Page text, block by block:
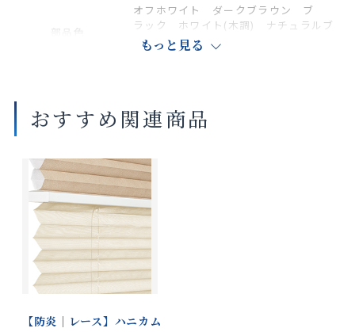
オフホワイト ダークブラウン ブ
ラック ホワイト(木調) ナチュラルブ
ラウン(木調) セピア(木調) ダークブ
ラウン(木調)
い。
サイズや仕様によって価格が異なります。
場合がございます。
操作性等は店舗にてご確認ください。
画像は撮影環境やご覧いただく画面によって色味や印象が異なる場合
がございます。
※ペアタイプのレースはハニカム構造ではありません。
もっと見る
おすすめ関連商品
【防炎｜レース】ハニカム